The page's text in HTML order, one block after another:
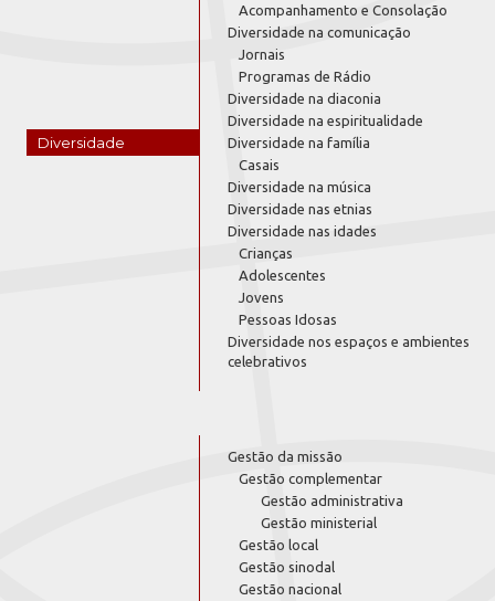
Diversidade
Acompanhamento e Consolação
Diversidade na comunicação
Jornais
Programas de Rádio
Diversidade na diaconia
Diversidade na espiritualidade
Diversidade na família
Casais
Diversidade na música
Diversidade nas etnias
Diversidade nas idades
Crianças
Adolescentes
Jovens
Pessoas Idosas
Diversidade nos espaços e ambientes
celebrativos
Gestão da missão
Gestão complementar
Gestão administrativa
Gestão ministerial
Gestão local
Gestão sinodal
Gestão nacional